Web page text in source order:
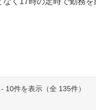
10件を表示（全 135件）